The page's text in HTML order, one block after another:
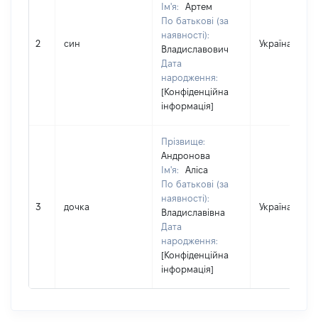
2 син
Ім'я:
Артем
По батькові (за
наявності):
Владиславович
Дата
народження:
[Конфіденційна
інформація]
Україна
3 дочка
Прізвище:
Андронова
Ім'я:
Аліса
По батькові (за
наявності):
Владиславівна
Дата
народження:
[Конфіденційна
інформація]
Україна